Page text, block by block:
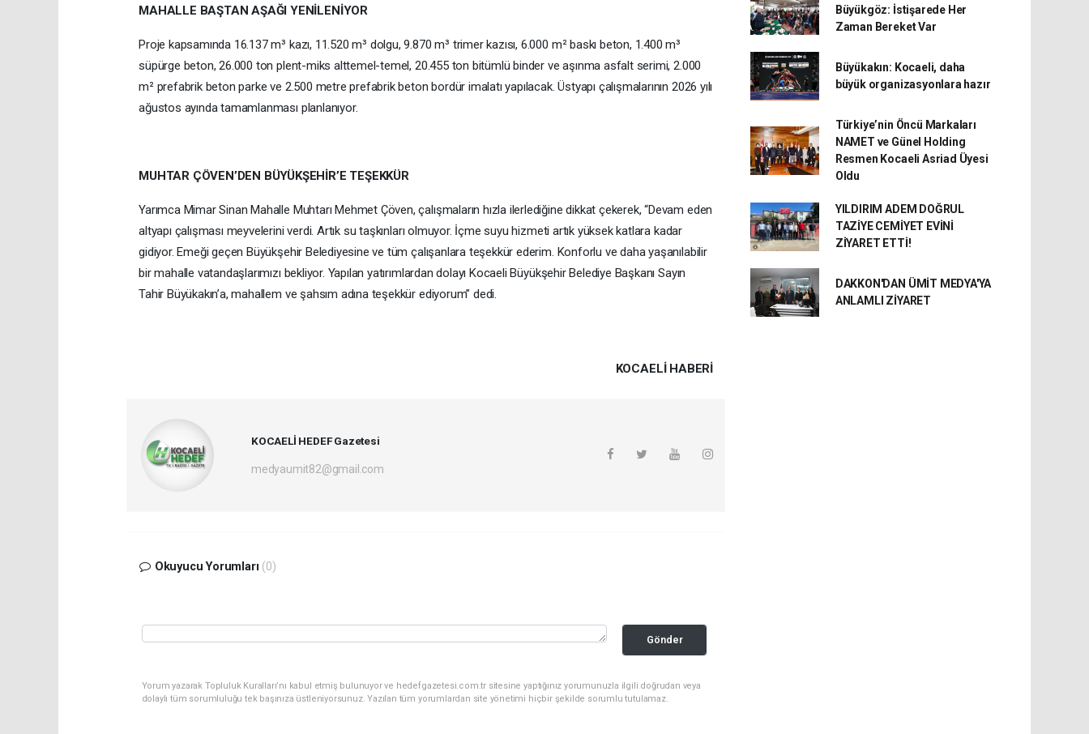
MAHALLE BAŞTAN AŞAĞI YENİLENİYOR
Proje kapsamında 16.137 m³ kazı, 11.520 m³ dolgu, 9.870 m³ trimer kazısı, 6.000 m² baskı beton, 1.400 m³
süpürge beton, 26.000 ton plent-miks alttemel-temel, 20.455 ton bitümlü binder ve aşınma asfalt serimi, 2.000
m² prefabrik beton parke ve 2.500 metre prefabrik beton bordür imalatı yapılacak. Üstyapı çalışmalarının 2026 yılı
ağustos ayında tamamlanması planlanıyor.
MUHTAR ÇÖVEN’DEN BÜYÜKŞEHİR’E TEŞEKKÜR
Yarımca Mimar Sinan Mahalle Muhtarı Mehmet Çöven, çalışmaların hızla ilerlediğine dikkat çekerek, “Devam eden
altyapı çalışması meyvelerini verdi. Artık su taşkınları olmuyor. İçme suyu hizmeti artık yüksek katlara kadar
gidiyor. Emeği geçen Büyükşehir Belediyesine ve tüm çalışanlara teşekkür ederim. Konforlu ve daha yaşanılabilir
bir mahalle vatandaşlarımızı bekliyor. Yapılan yatırımlardan dolayı Kocaeli Büyükşehir Belediye Başkanı Sayın
Tahir Büyükakın’a, mahallem ve şahsım adına teşekkür ediyorum” dedi.
KOCAELI HABERİ
KOCAELİ HEDEF Gazetesi
medyaumit82@gmail.com
Okuyucu Yorumları (0)
Gönder
Yorum yazarak Topluluk Kuralları’nı kabul etmiş bulunuyor ve hedefgazetesi.com.tr sitesine yaptığınız yorumunuzla ilgili doğrudan veya
dolaylı tüm sorumluluğu tek başınıza üstleniyorsunuz. Yazılan tüm yorumlardan site yönetimi hiçbir şekilde sorumlu tutulamaz.
Büyükgöz: İstişarede Her
Zaman Bereket Var
Büyükakın: Kocaeli, daha
büyük organizasyonlara hazır
Türkiye’nin Öncü Markaları
NAMET ve Günel Holding
Resmen Kocaeli Asriad Üyesi
Oldu
YILDIRIM ADEM DOĞRUL
TAZİYE CEMİYET EVİNİ
ZİYARET ETTİ!
DAKKON'DAN ÜMİT MEDYA'YA
ANLAMLI ZİYARET